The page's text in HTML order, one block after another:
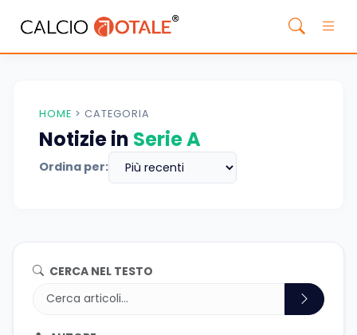
HOME > CATEGORIA
Notizie in Serie A
Ordina per:
CERCA NEL TESTO